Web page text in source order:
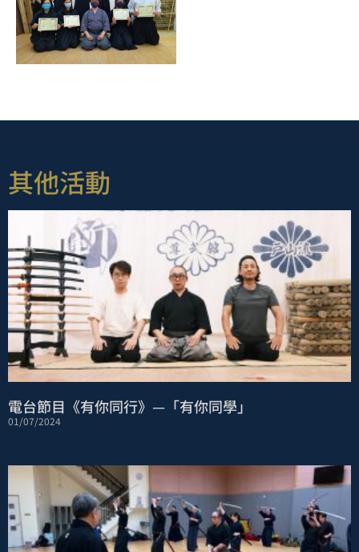
其他活動
電台節目《有你同行》—「有你同學」
01/07/2024